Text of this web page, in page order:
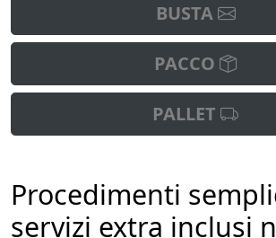
BUSTA
PACCO
PALLET
Procedimenti
servizi extra inclusi